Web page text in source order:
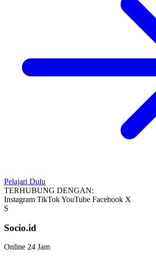
Pelajari Dulu
TERHUBUNG DENGAN:
Instagram TikTokYouTube Facebook X
S
Socio.id
Online 24 Jam